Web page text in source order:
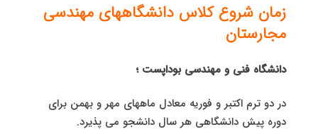
زمان شروع کلاس دانشگاههای مهندسی
مجارستان
دانشگاه فنی و مهندسی بوداپست ؛
در دو ترم اکتبر و فوریه معادل ماههای مهر و بهمن برای
دوره پیش دانشگاهی هر سال دانشجو می پذیرد.